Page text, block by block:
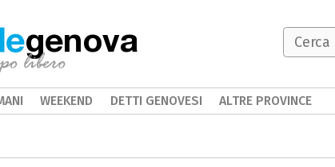
genova
WEEKEND DETTI GENOVESI ALTRE PROVINCE